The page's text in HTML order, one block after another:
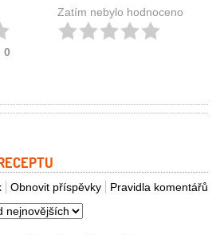
0
Zatím nebylo hodnoceno
Pravidla komentářů
Obnovit příspěvky